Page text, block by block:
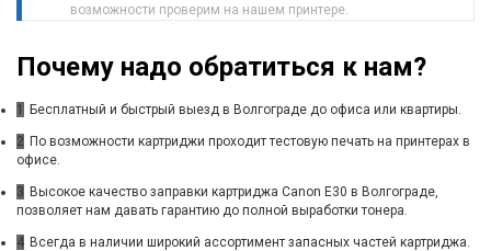
возможности проверим на нашем принтере.
Почему надо обратиться к нам?
1 Бесплатный и быстрый выезд в Волгограде до офиса или квартиры.
2 По возможности картриджи проходит тестовую печать на принтерах в
офисе.
3 Высокое качество заправки картриджа Canon E30 в Волгограде,
позволяет нам давать гарантию до полной выработки тонера.
4 Всегда в наличии широкий ассортимент запасных частей картриджа.